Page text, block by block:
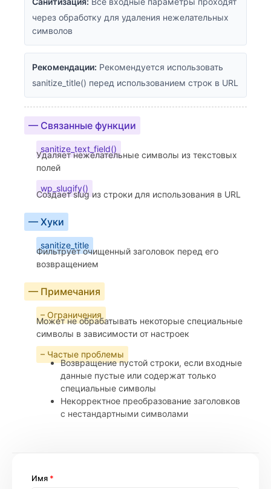
через обработку для удаления нежелательных
символов
Рекомендации: Рекомендуется использовать
sanitize_title() перед использованием строк в URL
— Связанные функции
sanitize_text_field()
Удаляет нежелательные символы из текстовых
полей
wp_slugify()
Создает slug из строки для использования в URL
— Хуки
sanitize_title
Фильтрует очищенный заголовок перед его
возвращением
— Примечания
– Ограничения
Может не обрабатывать некоторые специальные
символы в зависимости от настроек
– Частые проблемы
Возвращение пустой строки, если входные
данные пустые или содержат только
специальные символы
Некорректное преобразование заголовков
с нестандартными символами
Имя *